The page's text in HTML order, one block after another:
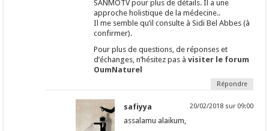
SANMOTV pour plus de détails. Il a une
approche holistique de la médecine..
Il me semble qu’il consulte à Sidi Bel Abbes (à
confirmer).
Pour plus de questions, de réponses et
d’échanges, n’hésitez pas àvisiter le forum
OumNaturel
Répondre
safiyya 20/02/2018 sur 09:00
assalamu alaikum,